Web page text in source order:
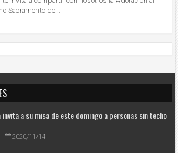
Sacramento de...
invita a su misa de este domingo a personas sin techo
2020/11/14